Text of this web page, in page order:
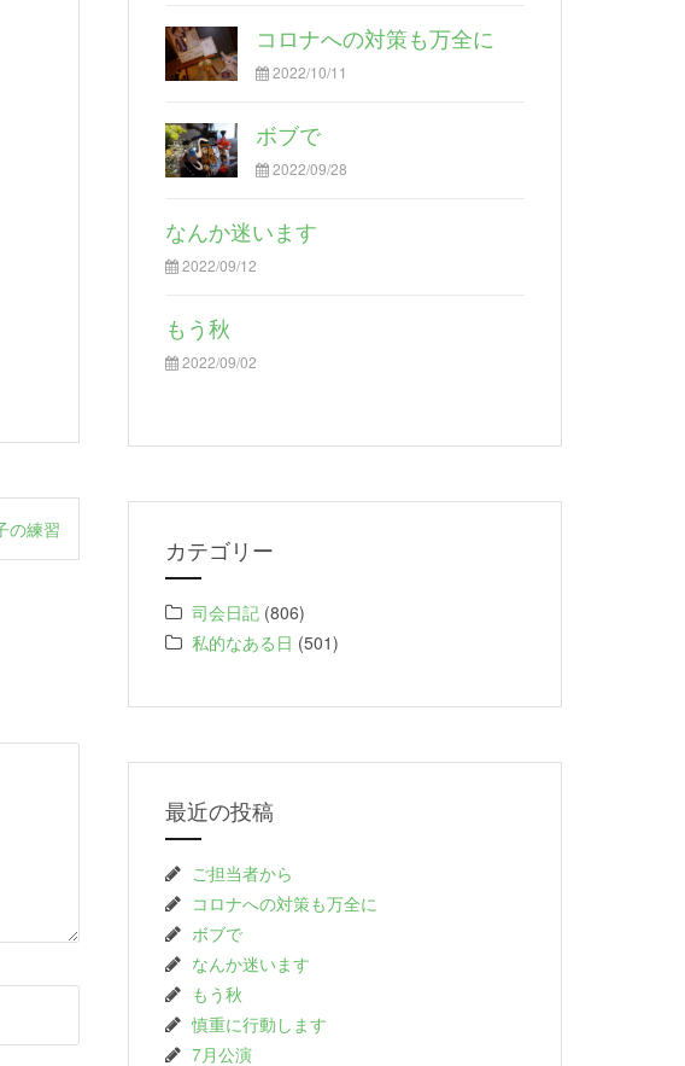
の練習
コロナへの対策も万全に
2022/10/11
ボブで
2022/09/28
なんか迷います
2022/09/12
もう秋
2022/09/02
カテゴリー
司会日記 (806)
私的なある日 (501)
最近の投稿
ご担当者から
コロナへの対策も万全に
ボブで
なんか迷います
もう秋
慎重に行動します
7月公演